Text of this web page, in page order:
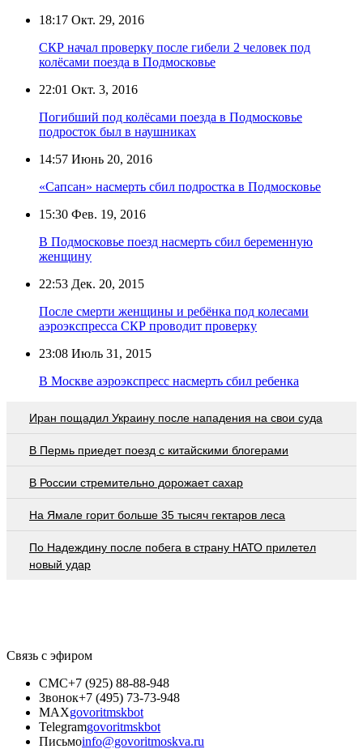
18:17 Окт. 29, 2016
СКР начал проверку после гибели 2 человек под
колёсами поезда в Подмосковье
22:01 Окт. 3, 2016
Погибший под колёсами поезда в Подмосковье
подросток был в наушниках
14:57 Июнь 20, 2016
«Сапсан» насмерть сбил подростка в Подмосковье
15:30 Фев. 19, 2016
В Подмосковье поезд насмерть сбил беременную
женщину
22:53 Дек. 20, 2015
После смерти женщины и ребёнка под колесами
аэроэкспресса СКР проводит проверку
23:08 Июль 31, 2015
В Москве аэроэкспресс насмерть сбил ребенка
Иран пощадил Украину после нападения на свои суда
В Пермь приедет поезд с китайскими блогерами
В России стремительно дорожает сахар
На Ямале горит больше 35 тысяч гектаров леса
По Надеждину после побега в страну НАТО прилетел
новый удар
Связь с эфиром
СМС+7 (925) 88-88-948
Звонок+7 (495) 73-73-948
MAXgovoritmskbot
Telegramgovoritmskbot
Письмоinfo@govoritmoskva.ru